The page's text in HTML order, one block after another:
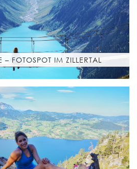
– FOTOSPOT IM ZILLERTAL